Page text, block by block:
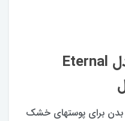
افتر سولار برانشوگر مدل Eternal
بدن برای پوستهای خشک